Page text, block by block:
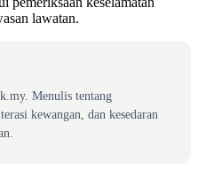
lawatan.
Menulis tentang
kewangan, dan kesedaran